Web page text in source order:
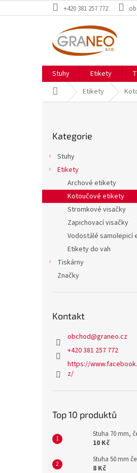
na
+420 381 257 772
Stuhy Etikety
Domů Etikety
kategorie
Kategorie
Stuhy
Etikety
Archové etikety
Kotoučové etikety
Stromkové visačky
Zapichovací visačky
Vodostálé samolepicí
Etikety do vah
Tiskárny
Značky
Kontakt
obchod@graneo.cz
+420 381 257 772
https://
z/
Top 10 produktů
Stuha 70 mm,
10 Kč
Stuha 50 mm
8 Kč